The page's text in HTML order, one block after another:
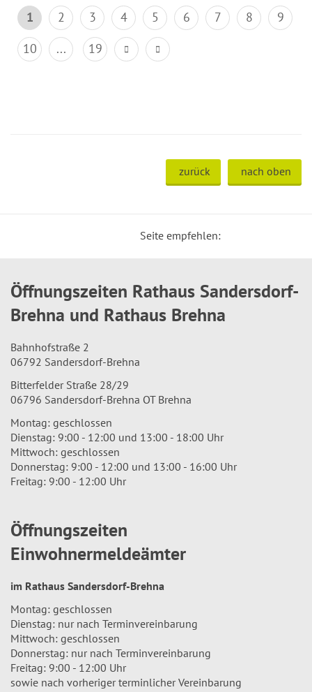
1 2 3 4 5 6 7 8
9
10
... 19
zurück nach oben
Seite empfehlen:
Öffnungszeiten Rathaus Sandersdorf-
Brehna und Rathaus Brehna
Bahnhofstraße 2
06792 Sandersdorf-Brehna
Bitterfelder Straße 28/29
06796 Sandersdorf-Brehna OT Brehna
Montag: geschlossen
Dienstag: 9:00 - 12:00 und 13:00 - 18:00 Uhr
Mittwoch: geschlossen
Donnerstag: 9:00 - 12:00 und 13:00 - 16:00 Uhr
Freitag: 9:00 - 12:00 Uhr
Öffnungszeiten
Einwohnermeldeämter
im Rathaus Sandersdorf-Brehna
Montag: geschlossen
Dienstag: nur nach Terminvereinbarung
Mittwoch: geschlossen
Donnerstag: nur nach Terminvereinbarung
Freitag: 9:00 - 12:00 Uhr
sowie nach vorheriger terminlicher Vereinbarung